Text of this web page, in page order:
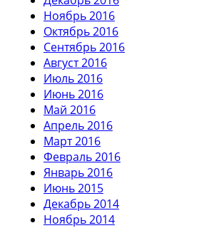
Ноябрь 2016
Октябрь 2016
Сентябрь 2016
Август 2016
Июль 2016
Июнь 2016
Май 2016
Апрель 2016
Март 2016
Февраль 2016
Январь 2016
Июнь 2015
Декабрь 2014
Ноябрь 2014